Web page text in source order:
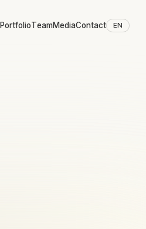
PortfolioTeamMediaContact EN